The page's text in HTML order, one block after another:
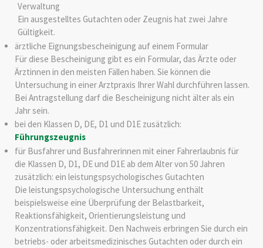
Verwaltung
Ein ausgestelltes Gutachten oder Zeugnis hat zwei Jahre
Gültigkeit.
ärztliche Eignungsbescheinigung auf einem Formular
Für diese Bescheinigung gibt es ein Formular, das Ärzte oder
Ärztinnen in den meisten Fällen haben. Sie können die
Untersuchung in einer Arztpraxis Ihrer Wahl durchführen lassen.
Bei Antragstellung darf die Bescheinigung nicht älter als ein
Jahr sein.
bei den Klassen D, DE, D1 und D1E zusätzlich:
Führungszeugnis
für Busfahrer und Busfahrerinnen mit einer Fahrerlaubnis für
die Klassen D, D1, DE und D1E ab dem Alter von 50 Jahren
zusätzlich: ein leistungspsychologisches Gutachten
Die leistungspsychologische Untersuchung enthält
beispielsweise eine Überprüfung der Belastbarkeit,
Reaktionsfähigkeit, Orientierungsleistung und
Konzentrationsfähigkeit. Den Nachweis erbringen Sie durch ein
betriebs- oder arbeitsmedizinisches Gutachten oder durch ein